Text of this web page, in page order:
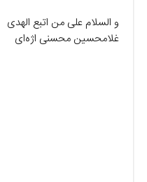
و السلام علی من اتبع الهدی
غلامحسین محسنی اژه‌ای